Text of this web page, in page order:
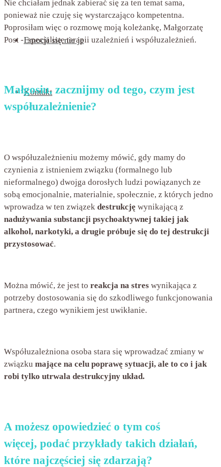
Emocji się nie je
Kontakt
Nie chciałam jednak zabierać się za ten temat sama,
ponieważ nie czuję się wystarczająco kompetentna.
Poprosiłam więc o rozmowę moją koleżankę, Małgorzatę
Post - specjalistę terapii uzależnień i współuzależnień.
Małgosiu, zacznijmy od tego, czym jest
współuzależnienie?
O współuzależnieniu możemy mówić, gdy mamy do
czynienia z istnieniem związku (formalnego lub
nieformalnego) dwojga dorosłych ludzi powiązanych ze
sobą emocjonalnie, materialnie, społecznie, z których jedno
wprowadza w ten związek destrukcję wynikającą z
nadużywania substancji psychoaktywnej takiej jak
alkohol, narkotyki, a drugie próbuje się do tej destrukcji
przystosować.
Można mówić, że jest to reakcja na stres wynikająca z
potrzeby dostosowania się do szkodliwego funkcjonowania
partnera, czego wynikiem jest uwikłanie.
Współuzależniona osoba stara się wprowadzać zmiany w
związku mające na celu poprawę sytuacji, ale to co i jak
robi tylko utrwala destrukcyjny układ.
A możesz opowiedzieć o tym coś
więcej, podać przykłady takich działań,
które najczęściej się zdarzają?